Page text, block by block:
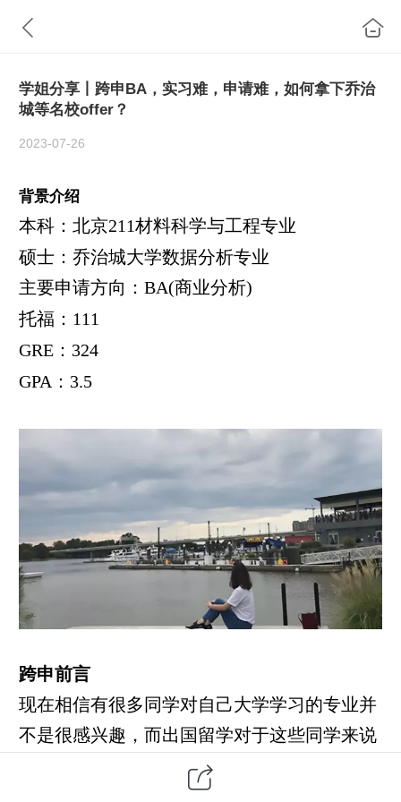
学姐分享丨跨申BA，实习难，申请难，如何拿下乔治
城等名校offer？
2023-07-26
背景介绍
本科：北京211材料科学与工程专业
硕士：乔治城大学数据分析专业
主要申请方向： BA(商业分析)
托福： 111
GRE ： 324
GPA ： 3.5
跨申前言
现在相信有很多同学对自己大学学习的专业并
不是很感兴趣，而出国留学对于这些同学来说
是转专业的主要方式。因为留学申请的过程中
很多项目对申请同学的专业背景要求比较宽